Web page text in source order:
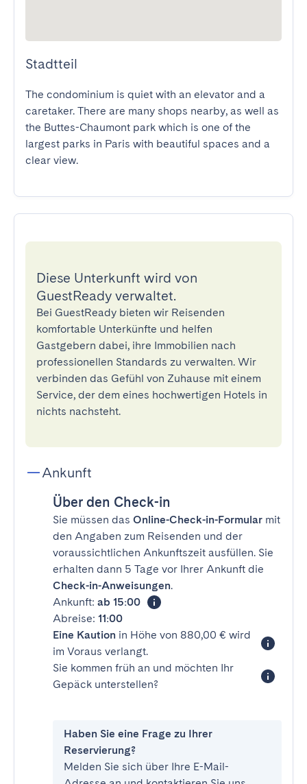
Stadtteil
The condominium is quiet with an elevator and a
caretaker. There are many shops nearby, as well as
the Buttes-Chaumont park which is one of the
largest parks in Paris with beautiful spaces and a
clear view.
Diese Unterkunft wird von
GuestReady verwaltet.
Bei GuestReady bieten wir Reisenden
komfortable Unterkünfte und helfen
Gastgebern dabei, ihre Immobilien nach
professionellen Standards zu verwalten. Wir
verbinden das Gefühl von Zuhause mit einem
Service, der dem eines hochwertigen Hotels in
nichts nachsteht.
Ankunft
Über den Check-in
Sie müssen das Online-Check-in-Formular mit
den Angaben zum Reisenden und der
voraussichtlichen Ankunftszeit ausfüllen. Sie
erhalten dann 5 Tage vor Ihrer Ankunft die
Check-in-Anweisungen.
Ankunft: ab 15:00
Abreise: 11:00
Eine Kaution in Höhe von 880,00 € wird
im Voraus verlangt.
Sie kommen früh an und möchten Ihr
Gepäck unterstellen?
Haben Sie eine Frage zu Ihrer
Reservierung?
Melden Sie sich über Ihre E-Mail-